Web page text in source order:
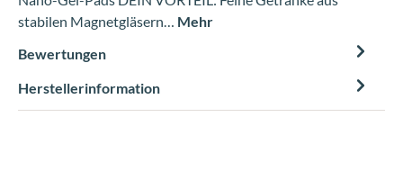
stabilen Magnetgläsern… Mehr
Bewertungen
Herstellerinformation